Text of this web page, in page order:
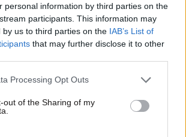
personal information by third parties on the
participants. This information may
by us to third parties on the IAB’s List of
that may further disclose it to other
website/app uses one or more Google
visit or usage behaviour. You may click to
to Google and its third-party tags to
below specified purposes in below Google
Processing Opt Outs
out of the Sharing of my
ΠΡΟΣΘΗΚΗ